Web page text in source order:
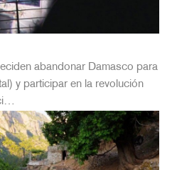
abandonar Damasco para
y participar en la revolución